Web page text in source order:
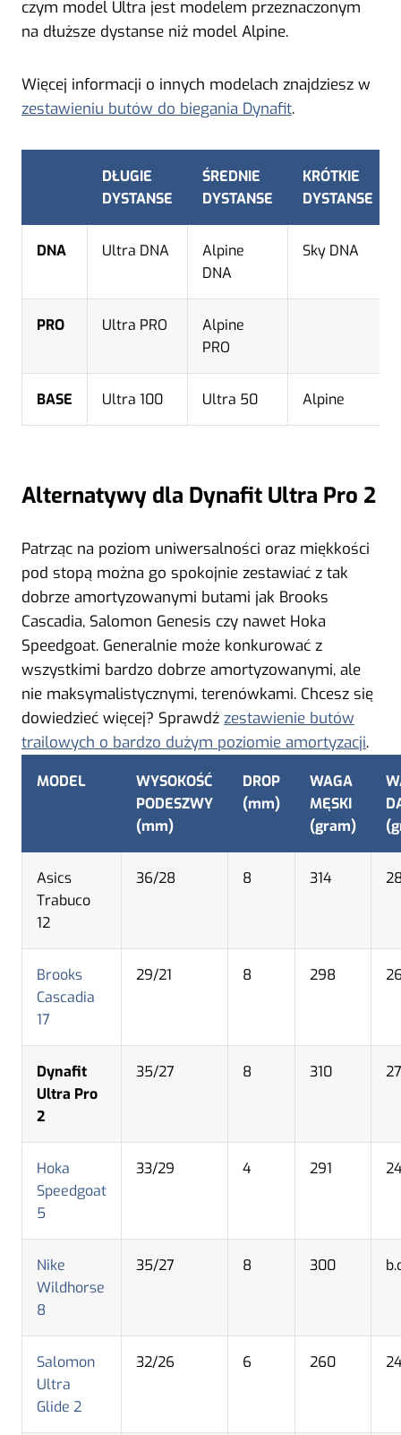
czym model Ultra jest modelem przeznaczonym
na dłuższe dystanse niż model Alpine.
Więcej informacji o innych modelach znajdziesz w
zestawieniu butów do biegania Dynafit.
DŁUGIE
DYSTANSE
ŚREDNIE
DYSTANSE
KRÓTKIE
DYSTANSE
DNA Ultra DNA
Alpine
DNA
Sky DNA
PRO Ultra PRO
Alpine
PRO
BASE Ultra 100 Ultra 50 Alpine
Alternatywy dla Dynafit Ultra Pro 2
Patrząc na poziom uniwersalności oraz miękkości
pod stopą można go spokojnie zestawiać z tak
dobrze amortyzowanymi butami jak Brooks
Cascadia, Salomon Genesis czy nawet Hoka
Speedgoat. Generalnie może konkurować z
wszystkimi bardzo dobrze amortyzowanymi, ale
nie maksymalistycznymi, terenówkami. Chcesz się
dowiedzieć więcej? Sprawdź zestawienie butów
trailowych o bardzo dużym poziomie amortyzacji.
MODEL
WYSOKOŚĆ
PODESZWY
(mm)
DROP
(mm)
WAGA
MĘSKI
(gram)
Asics
Trabuco
12
36/28 8 314
Brooks
Cascadia
17
29/21 8 298
Dynafit
Ultra Pro
2
35/27 8 310
Hoka
Speedgoat
5
33/29 4 291
Nike
Wildhorse
8
35/27 8 300
Salomon
Ultra
Glide 2
32/26 6 260